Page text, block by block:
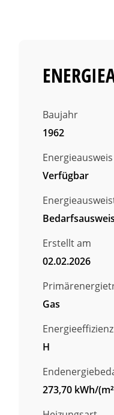
Baujahr
1962
Energieausweis
Verfügbar
Bedarfsausweis
Erstellt am
02.02.2026
Gas
H
273,70 kWh/